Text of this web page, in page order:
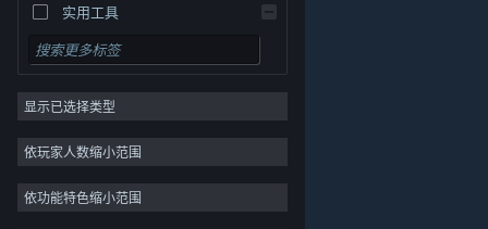
实用工具
免费开玩
角色扮演
大型多人在线
独立
休闲
显示已选择类型
依玩家人数缩小范围
依功能特色缩小范围